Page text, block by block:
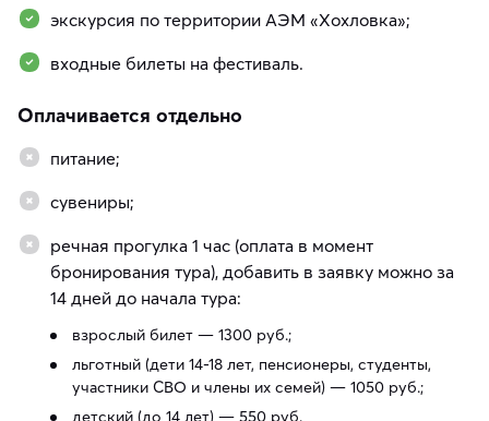
экскурсия по территории АЭМ «Хохловка»;
входные билеты на фестиваль.
Оплачивается отдельно
питание;
сувениры;
речная прогулка 1 час (оплата в момент
бронирования тура), добавить в заявку можно за
14 дней до начала тура:
взрослый билет — 1300 руб.;
льготный (дети 14-18 лет, пенсионеры, студенты,
участники СВО и члены их семей) — 1050 руб.;
детский (до 14 лет) — 550 руб.